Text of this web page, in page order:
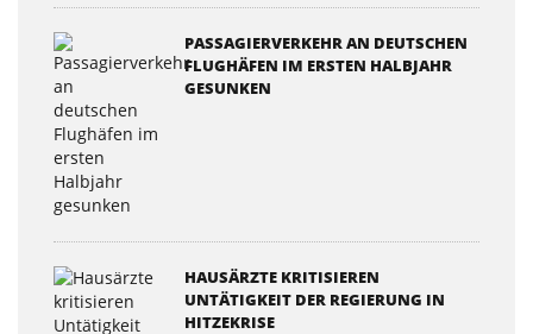
PASSAGIERVERKEHR AN DEUTSCHEN
FLUGHÄFEN IM ERSTEN HALBJAHR
GESUNKEN
HAUSÄRZTE KRITISIEREN
UNTÄTIGKEIT DER REGIERUNG IN
HITZEKRISE